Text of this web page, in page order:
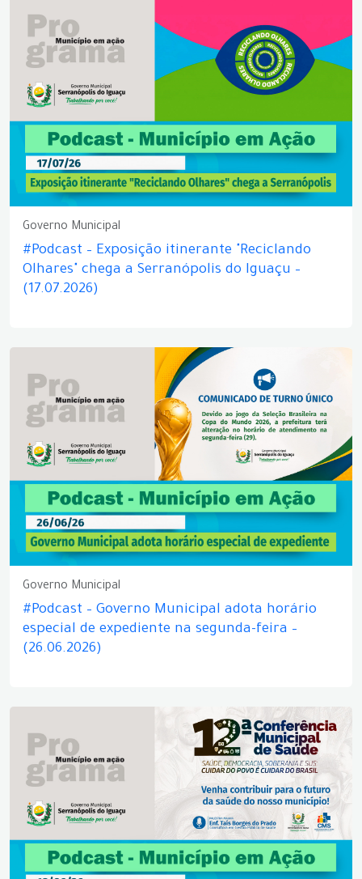
Governo Municipal
#Podcast – Exposição itinerante "Reciclando
Olhares" chega a Serranópolis do Iguaçu –
(17.07.2026)
Governo Municipal
#Podcast – Governo Municipal adota horário
especial de expediente na segunda-feira –
(26.06.2026)